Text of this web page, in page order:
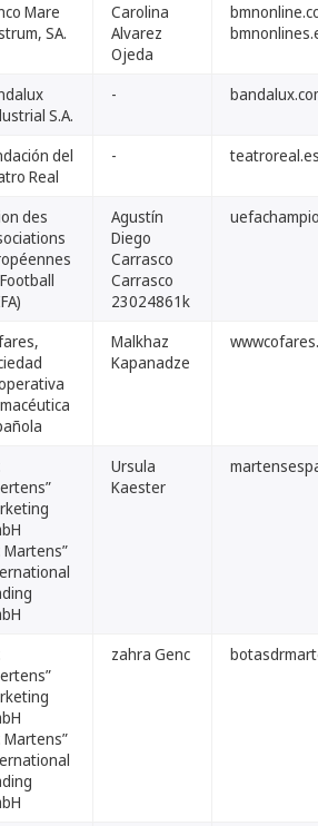
Mare
SA.
Carolina
Alvarez
Ojeda
S.A.
-
del
Real
-
des
Agustín
Diego
Carrasco
Carrasco
23024861k
Malkhaz
Kapanadze
Martens”
Ursula
Kaester
Martens”
zahra Genc